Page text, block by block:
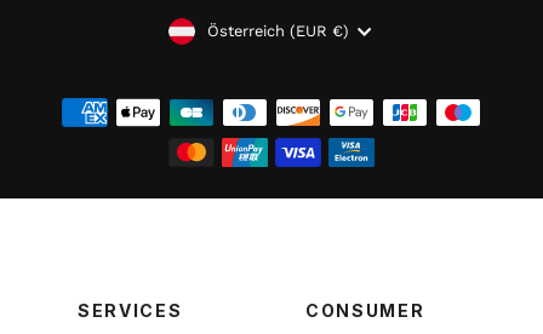
WÄHRUNG
Österreich (EUR €)
SERVICES CONSUMER